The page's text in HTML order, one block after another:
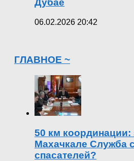
Дубае
06.02.2026 20:42
ГЛАВНОЕ ~
50 км координации:
Махачкале Служба
спасателей?